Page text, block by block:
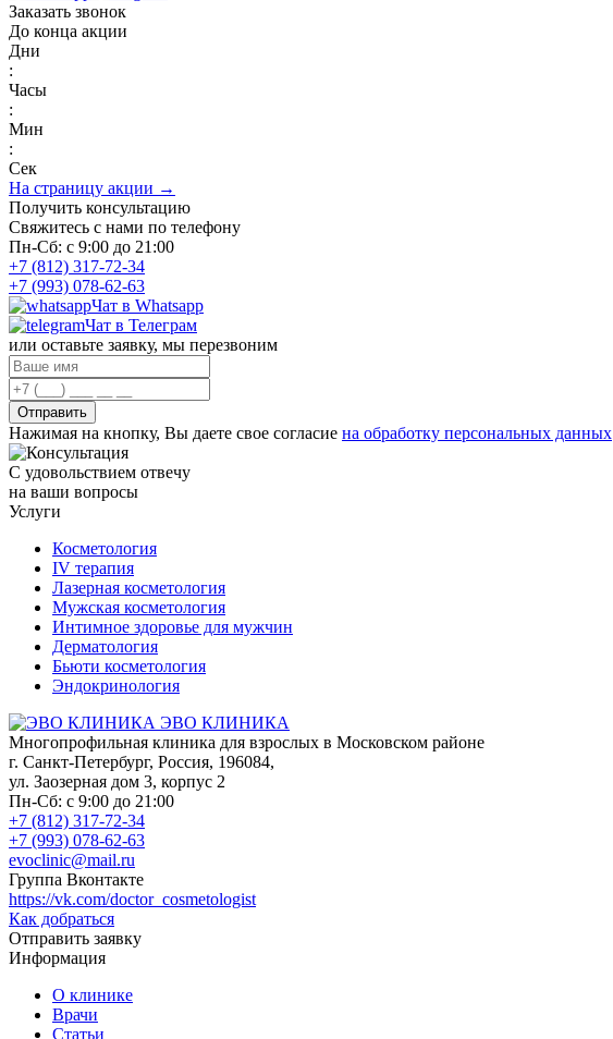
Заказать звонок
До конца акции
Дни
:
Часы
:
Мин
:
Сек
На страницу акции →
Получить консультацию
Свяжитесь с нами по телефону
Пн-Сб: с 9:00 до 21:00
+7 (812) 317-72-34
+7 (993) 078-62-63
Чат в Whatsapp
Чат в Телеграм
или оставьте заявку, мы перезвоним
Отправить
Нажимая на кнопку, Вы даете свое согласие на обработку персональных данных
С удовольствием отвечу
на ваши вопросы
Услуги
Косметология
IV терапия
Лазерная косметология
Мужская косметология
Интимное здоровье для мужчин
Дерматология
Бьюти косметология
Эндокринология
ЭВО КЛИНИКА
Многопрофильная клиника для взрослых в Московском районе
г. Санкт-Петербург, Россия, 196084,
ул. Заозерная дом 3, корпус 2
Пн-Сб: с 9:00 до 21:00
+7 (812) 317-72-34
+7 (993) 078-62-63
evoclinic@mail.ru
Группа Вконтакте
https://vk.com/doctor_cosmetologist
Как добраться
Отправить заявку
Информация
О клинике
Врачи
Статьи